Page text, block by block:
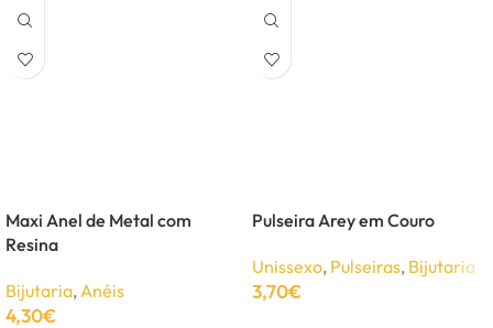
Maxi Anel de Metal com
Resina
Bijutaria, Anéis
4,30€
Pulseira Arey em Couro
Unissexo, Pulseiras, Bijutaria
3,70€